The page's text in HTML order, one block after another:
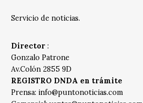
Servicio de noticias.
Director :
Gonzalo Patrone
Av.Colón 2855 9D
REGISTRO DNDA en trámite
Prensa: info@puntonoticias.com